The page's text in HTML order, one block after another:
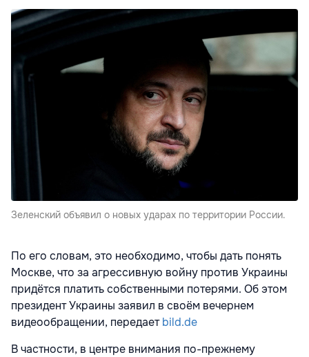
Зеленский объявил о новых ударах по территории России.
По его словам, это необходимо, чтобы дать понять
Москве, что за агрессивную войну против Украины
придётся платить собственными потерями. Об этом
президент Украины заявил в своём вечернем
видеообращении, передаетbild.de
В частности, в центре внимания по-прежнему